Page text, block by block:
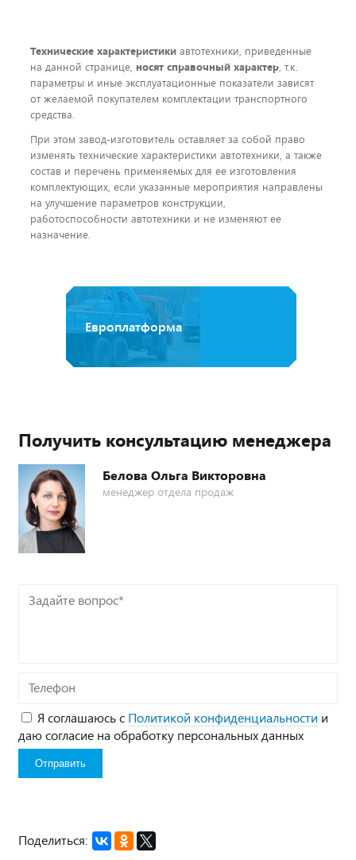
Технические характеристики автотехники, приведенные
на данной странице, носят справочный характер, т.к.
параметры и иные эксплуатационные показатели зависят
от желаемой покупателем комплектации транспортного
средства.
При этом завод-изготовитель оставляет за собой право
изменять технические характеристики автотехники, а также
состав и перечень применяемых для ее изготовления
комплектующих, если указанные мероприятия направлены
на улучшение параметров конструкции,
работоспособности автотехники и не изменяют ее
назначение.
Европлатформа
Получить консультацию менеджера
Белова Ольга Викторовна
менеджер отдела продаж
Задайте
Телефон
Я соглашаюсь с Политикой конфиденциальности и
даю согласие на обработку персональных данных
Поделиться: